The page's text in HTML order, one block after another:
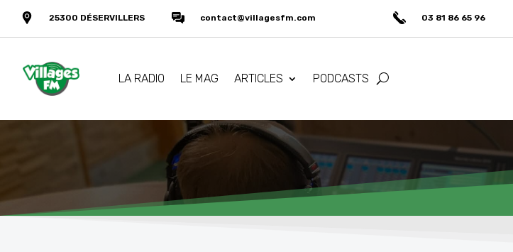
25300 DÉSERVILLERS contact@villagesfm.com 03 81 86 65 96
LA RADIO LE MAG ARTICLES PODCASTS